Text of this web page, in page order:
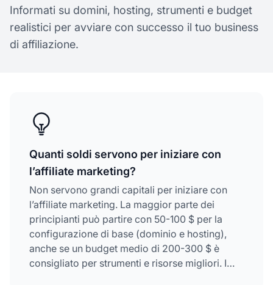
Informati su domini, hosting, strumenti e budget
realistici per avviare con successo il tuo business
di affiliazione.
Quanti soldi servono per iniziare con
l’affiliate marketing?
Non servono grandi capitali per iniziare con
l’affiliate marketing. La maggior parte dei
principianti può partire con 50-100 $ per la
configurazione di base (dominio e hosting),
anche se un budget medio di 200-300 $ è
consigliato per strumenti e risorse migliori. I